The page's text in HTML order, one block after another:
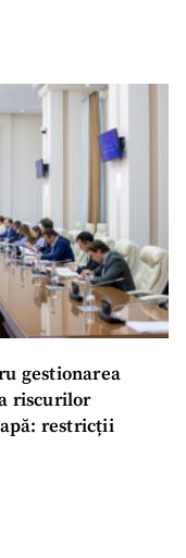
gestionarea
riscurilor
restricții